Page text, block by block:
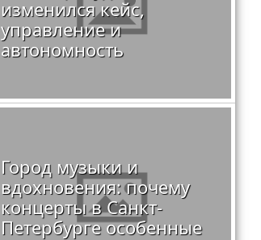
изменился кейс,
управление и
автономность
Город музыки и
вдохновения: почему
концерты в Санкт-
Петербурге особенные